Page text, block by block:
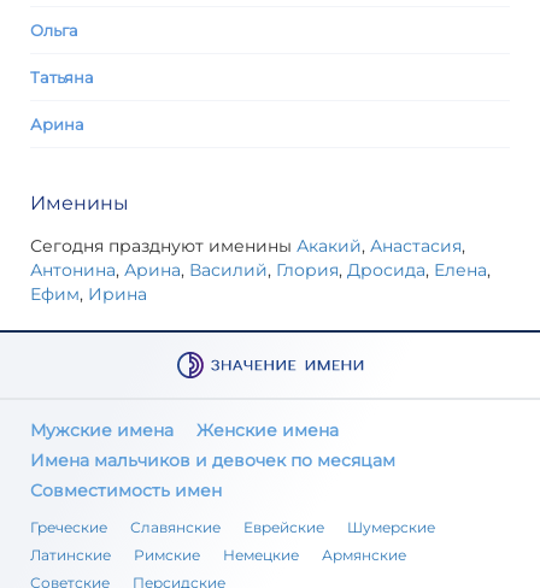
Ольга
Татьяна
Арина
Именины
Сегодня празднуют именины Акакий, Анастасия,
Антонина, Арина, Василий, Глория, Дросида, Елена,
Ефим, Ирина
Мужские имена
Женские имена
Имена мальчиков и девочек по месяцам
Совместимость имен
Греческие Славянские Еврейские
Шумерские
Латинские
Римские Немецкие
Армянские
Советские
Персидские